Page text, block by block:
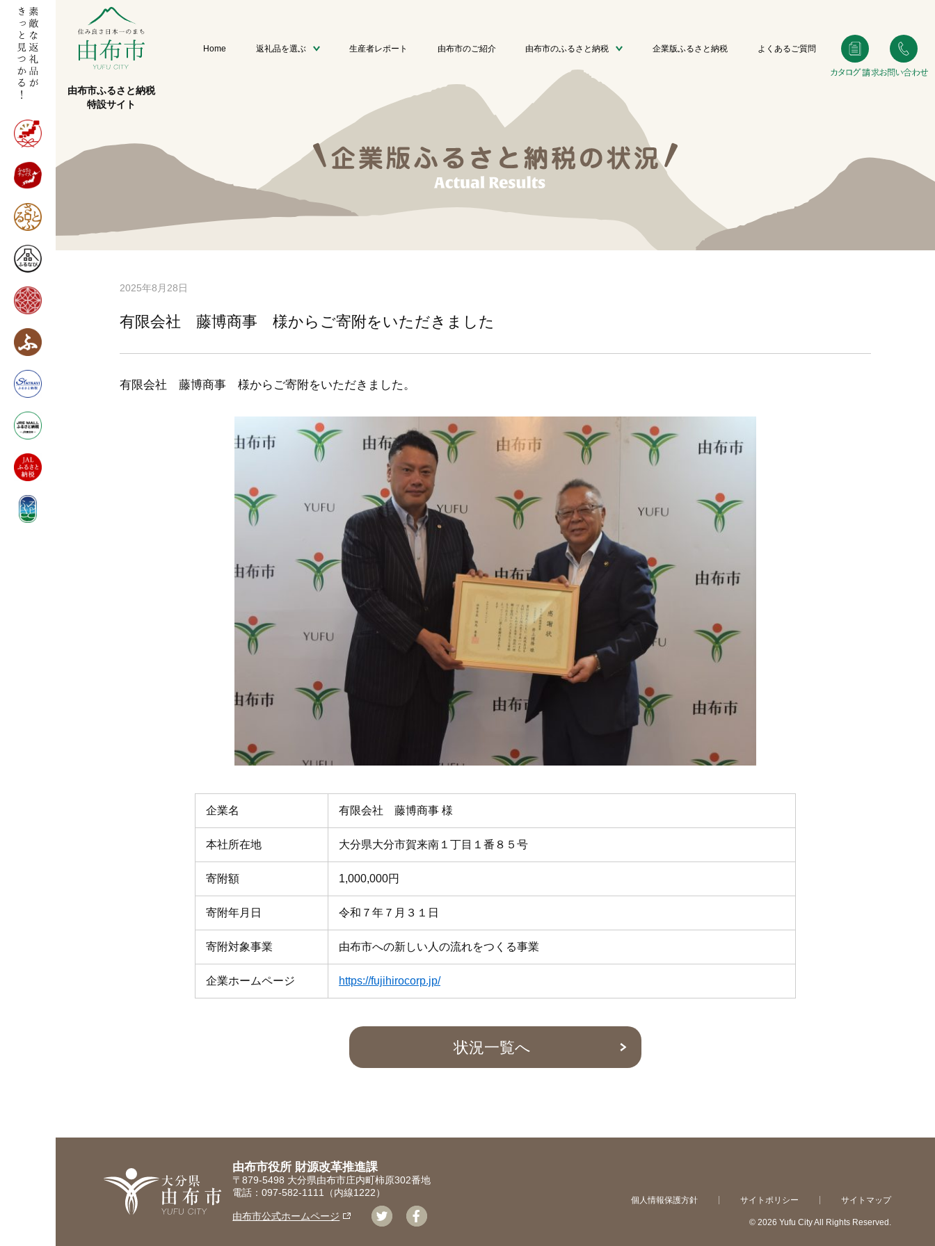
由布市ふるさと納税
特設サイト
Home 返礼品を選ぶ 生産者レポート 由布市のご紹介 由布市のふるさと納税 企業版ふるさと納税 よくあるご質問
2025年8月28日
有限会社 藤博商事 様からご寄附をいただきました
有限会社 藤博商事 様からご寄附をいただきました。
企業名 有限会社 藤博商事 様
本社所在地 大分県大分市賀来南１丁目１番８５号
寄附額 1,000,000円
寄附年月日 令和７年７月３１日
寄附対象事業 由布市への新しい人の流れをつくる事業
企業ホームページ https://fujihirocorp.jp/
状況一覧へ
由布市役所 財源改革推進課
〒879-5498 大分県由布市庄内町柿原302番地
電話：097-582-1111（内線1222）
由布市公式ホームページ
個人情報保護方針 サイトポリシー サイトマップ
© 2026 Yufu City All Rights Reserved.